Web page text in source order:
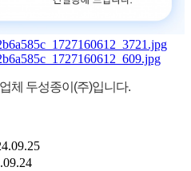
체 두성종이(주)입니다.